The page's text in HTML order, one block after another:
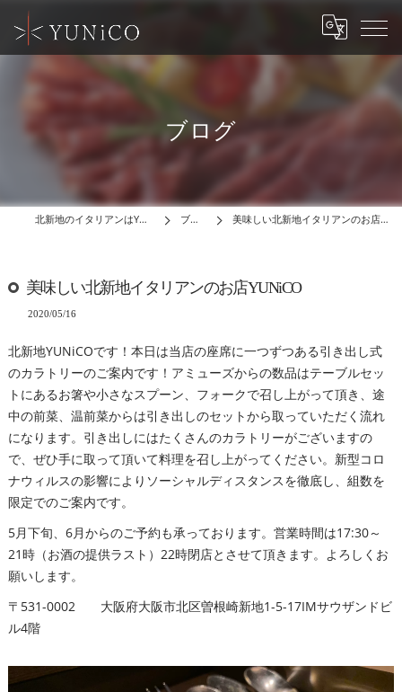
ブログ
北新地のイタリアンはYUNiCO ブログ 美味しい北新地イタリアンのお店YUNiCO
美味しい北新地イタリアンのお店YUNiCO
2020/05/16
北新地YUNiCOです！本日は当店の座席に一つずつある引き出し式
のカラトリーのご案内です！アミューズからの数品はテーブルセッ
トにあるお箸や小さなスプーン、フォークで召し上がって頂き、途
中の前菜、温前菜からは引き出しのセットから取っていただく流れ
になります。引き出しにはたくさんのカラトリーがございますの
で、ぜひ手に取って頂いて料理を召し上がってください。新型コロ
ナウィルスの影響によりソーシャルディスタンスを徹底し、組数を
限定でのご案内です。
5月下旬、6月からのご予約も承っております。営業時間は17:30～
21時（お酒の提供ラスト）22時閉店とさせて頂きます。よろしくお
願いします。
〒531-0002 大阪府大阪市北区曽根崎新地1-5-17IMサウザンドビ
ル4階